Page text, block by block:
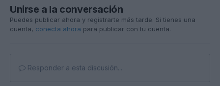
Unirse a la conversación
Puedes publicar ahora y registrarte más tarde. Si tienes una
cuenta, conecta ahora para publicar con tu cuenta.
Responder a esta discusión...